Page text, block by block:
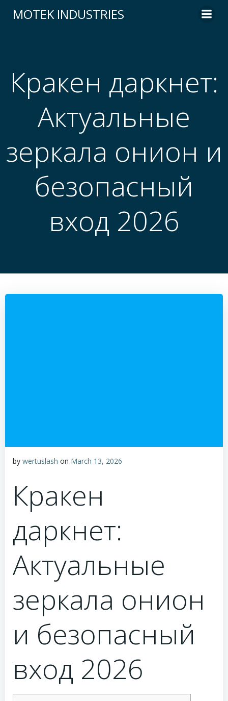
to
MOTEK INDUSTRIES
Кракен даркнет:
Актуальные
зеркала онион и
безопасный
вход 2026
by wertuslash on March 13, 2026
Кракен
даркнет:
Актуальные
зеркала онион
и безопасный
вход 2026